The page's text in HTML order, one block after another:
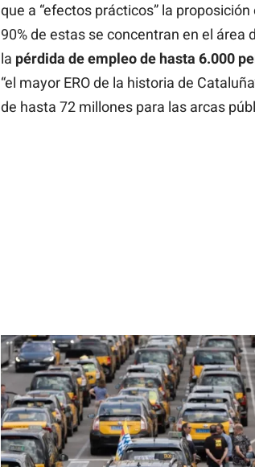
que a “efectos prácticos” la
90% de estas se concentran en el área
la pérdida de empleo de hasta 6.000
“el mayor ERO de la historia de
de hasta 72 millones para las arcas